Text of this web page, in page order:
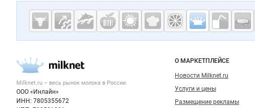
Дополнительная информация
Cсылки на полезные проекты
Молочная
промышленность
Milknet.ru
Важные разделы и контакты
Milknet.ru – весь рынок молока в России.
ООО «Инлайн»
ИНН: 7805355672
Навигация по сайту
О МАРКЕТПЛЕЙСЕ
Новости Milknet.ru
Услуги и цены
Размещение рекламы